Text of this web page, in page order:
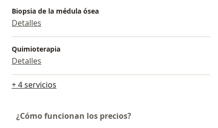
Biopsia de la médula ósea
Detalles
Quimioterapia
Detalles
+ 4 servicios
¿Cómo funcionan los precios?